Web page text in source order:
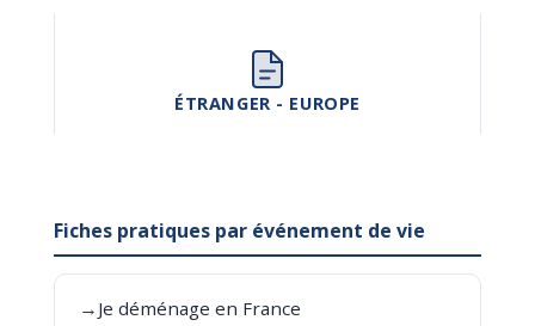
ÉTRANGER - EUROPE
Fiches pratiques par événement de vie
→ Je déménage en France